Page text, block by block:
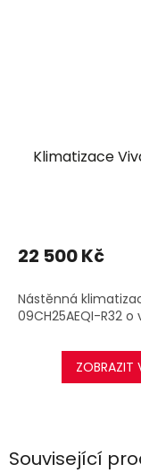
Související
Klimatizace
22 500 Kč
Nástěnná
09CH25AEQI-R32
ZOBRAZIT